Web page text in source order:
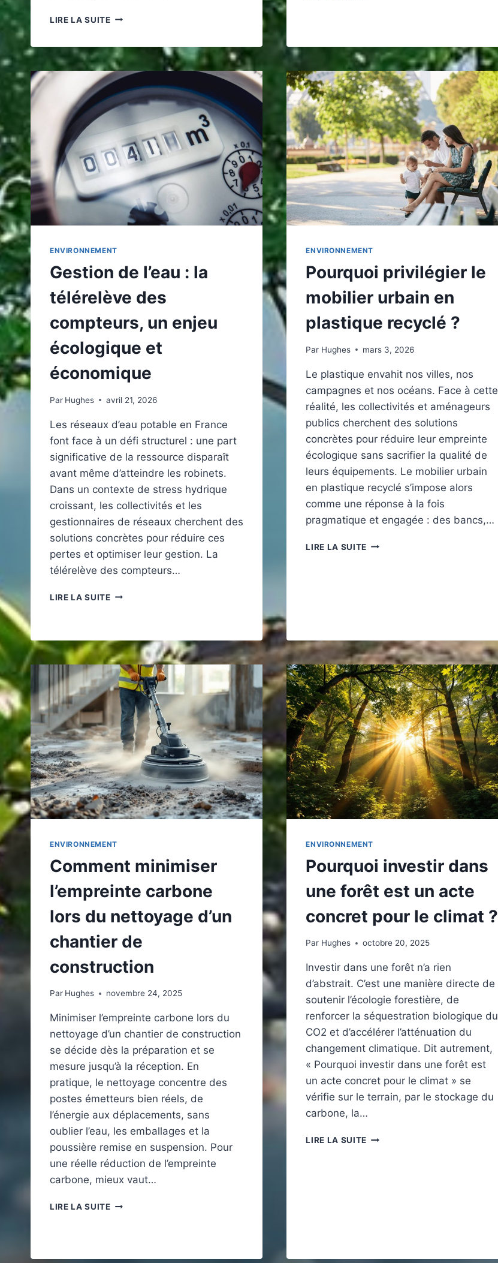
LIRE LA SUITECOMMENT
DU
GIEC
ORIENTENT-
ILS
LA
RÉNOVATION
ÉNERGÉTIQUE
D’EAU
AVANT
L’ÉTÉ
2026
?
ENVIRONNEMENT
Gestion de l’eau : la
télérelève des
compteurs, un enjeu
écologique et
économique
Par Hughes avril 21, 2026
Les réseaux d’eau potable en France
font face à un défi structurel : une part
significative de la ressource disparaît
avant même d’atteindre les robinets.
Dans un contexte de stress hydrique
croissant, les collectivités et les
gestionnaires de réseaux cherchent des
solutions concrètes pour réduire ces
pertes et optimiser leur gestion. La
télérelève des compteurs…
LIRE LA SUITEGESTION
LA
TÉLÉRELÈVE
DES
COMPTEURS,
UN
ENJEU
ÉCOLOGIQUE
ET
ÉCONOMIQUE
ENVIRONNEMENT
Pourquoi privilégier le
mobilier urbain en
plastique recyclé ?
Par Hughes mars 3, 2026
Le plastique envahit nos villes, nos
campagnes et nos océans. Face à cette
réalité, les collectivités et aménageurs
publics cherchent des solutions
concrètes pour réduire leur empreinte
écologique sans sacrifier la qualité de
leurs équipements. Le mobilier urbain
en plastique recyclé s’impose alors
comme une réponse à la fois
pragmatique et engagée : des bancs,…
LIRE LA SUITE POURQUOI
?
ENVIRONNEMENT
Comment minimiser
l’empreinte carbone
lors du nettoyage d’un
chantier de
construction
Par Hughes novembre 24, 2025
Minimiser l’empreinte carbone lors du
nettoyage d’un chantier de construction
se décide dès la préparation et se
mesure jusqu’à la réception. En
pratique, le nettoyage concentre des
postes émetteurs bien réels, de
l’énergie aux déplacements, sans
oublier l’eau, les emballages et la
poussière remise en suspension. Pour
une réelle réduction de l’empreinte
carbone, mieux vaut…
LIRE LA SUITECOMMENT
ENVIRONNEMENT
Pourquoi investir dans
une forêt est un acte
concret pour le climat ?
Par Hughes octobre 20, 2025
Investir dans une forêt n’a rien
d’abstrait. C’est une manière directe de
soutenir l’écologie forestière, de
renforcer la séquestration biologique du
CO2 et d’accélérer l’atténuation du
changement climatique. Dit autrement,
« Pourquoi investir dans une forêt est
un acte concret pour le climat » se
vérifie sur le terrain, par le stockage du
carbone, la…
LIRE LA SUITE POURQUOI